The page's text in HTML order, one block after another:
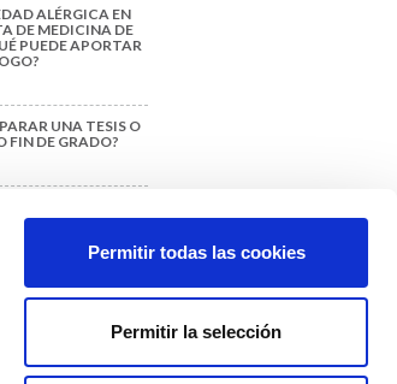
Permitir todas las cookies
Permitir la selección
ALÉRGICA EN
DE MEDICINA DE
PUEDE APORTAR
UNA TESIS O
FIN DE GRADO?